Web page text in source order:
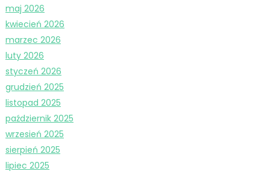
maj 2026
kwiecień 2026
marzec 2026
luty 2026
styczeń 2026
grudzień 2025
listopad 2025
październik 2025
wrzesień 2025
sierpień 2025
lipiec 2025